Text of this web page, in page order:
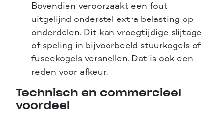
Bovendien veroorzaakt een fout
uitgelijnd onderstel extra belasting op
onderdelen. Dit kan vroegtijdige slijtage
of speling in bijvoorbeeld stuurkogels of
fuseekogels versnellen. Dat is ook een
reden voor afkeur.
Technisch en commercieel
voordeel